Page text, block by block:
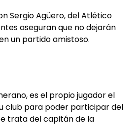
Sergio Agüero, del Atlético
aseguran que no dejarán
un partido amistoso.
es el propio jugador el
club para poder participar del
trata del capitán de la